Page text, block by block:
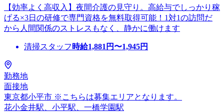
【効率よく高収入】夜間介護の見守り。高給与でしっかり稼
げる×3日の研修で専門資格を無料取得可能！1対1の訪問だ
から人間関係のストレスもなく、静かに働けます
清掃スタッフ 時給1,881 円〜1,945円
勤務地
面接地
東京都小平市 ※こちらは募集エリアとなります。
花小金井駅、小平駅、一橋学園駅